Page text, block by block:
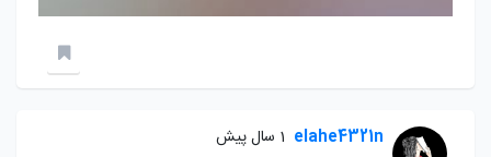
elahe4321n 1 سال پیش